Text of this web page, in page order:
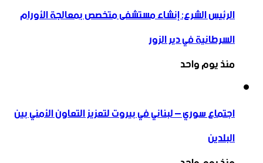
الرئيس الشرع: إنشاء ‌‏مستشفى متخصص بمعالجة الأورام
السرطانية في دير الزور
منذ يوم واحد
اجتماع سوري – لبناني في بيروت لتعزيز التعاون ‏الأمني ‏بين
البلدين